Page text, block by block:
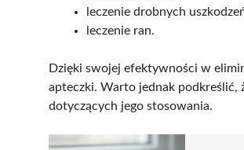
leczenie drobnych
leczenie ran.
Dzięki swojej efektywności w
apteczki. Warto jednak podkreślić,
dotyczących jego stosowania.